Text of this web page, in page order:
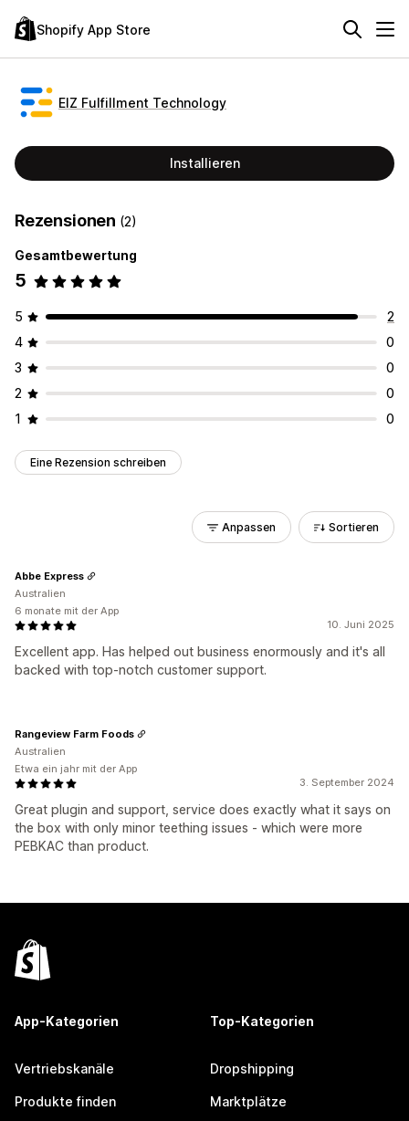
Shopify App Store
EIZ Fulfillment Technology
Installieren
Rezensionen (2)
Gesamtbewertung
5
5
2
4
0
3
0
2
0
1
0
Eine Rezension schreiben
Anpassen Sortieren
10. Juni 2025
Excellent app. Has helped out business enormously and it's all
backed with top-notch customer support.
Abbe Express
Australien
6 monate mit der App
3. September 2024
Great plugin and support, service does exactly what it says on
the box with only minor teething issues - which were more
PEBKAC than product.
Rangeview Farm Foods
Australien
Etwa ein jahr mit der App
App-Kategorien
Vertriebskanäle
Produkte finden
Top-Kategorien
Dropshipping
Marktplätze